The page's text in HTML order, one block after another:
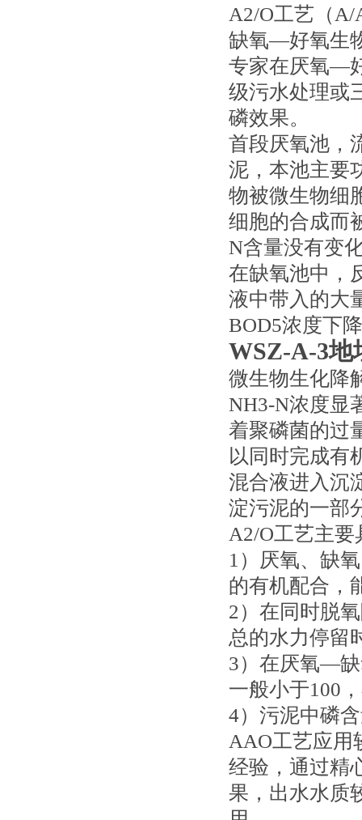
A2/O工艺（
缺氧—好氧生
专家在厌氧—
级污水处理或
磷效果。
首段厌氧池，
泥，本池主要
物被微生物细
细胞的合成而
N含量没有变
在缺氧池中，
液中带入的大
BOD5浓度下
WSZ-A-3地
微生物生化降
NH3-N浓度显
着聚磷菌的过
以同时完成有
混合液进入沉
淀污泥的一部
A2/O工艺主
1）厌氧、缺
的有机配合，
2）在同时脱
总的水力停留
3）在厌氧—
一般小于100
4）污泥中磷
AAO工艺应用
经验，通过精
果，出水水质